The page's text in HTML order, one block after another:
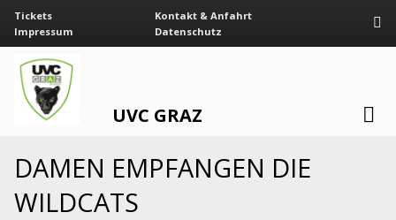
Tickets
Kontakt & Anfahrt
Impressum
Datenschutz
UVC GRAZ
DAMEN EMPFANGEN DIE
WILDCATS